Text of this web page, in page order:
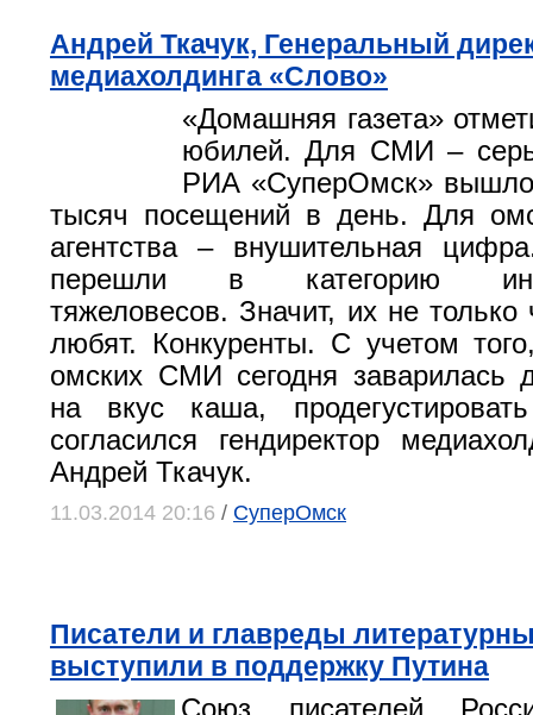
Андрей Ткачук, Генеральный
медиахолдинга «Слово»
«Домашняя газета»
юбилей. Для СМИ –
РИА «СуперОмск»
тысяч посещений в день. Для
агентства – внушительная
перешли в категорию
тяжеловесов. Значит, их не
любят. Конкуренты. С учетом
омских СМИ сегодня заварилась
на вкус каша,
согласился гендиректор
Андрей Ткачук.
11.03.2014 20:16 / СуперОмск
Писатели и главреды
выступили в поддержку Путина